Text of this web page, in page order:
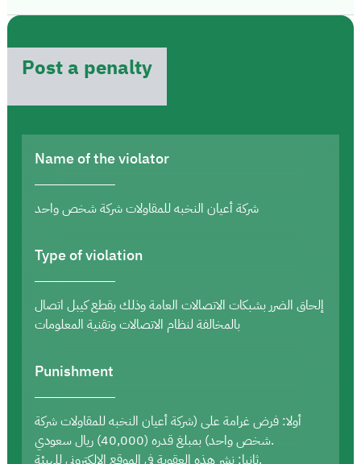
Post a penalty
Name of the violator
شركة أعيان النخبه للمقاولات شركة شخص واحد
Type of violation
إلحاق الضرر بشبكات الاتصالات العامة وذلك بقطع كيبل اتصال
بالمخالفة لنظام الاتصالات وتقنية المعلومات
Punishment
أولا: فرض غرامة على (شركة أعيان النخبه للمقاولات شركة
شخص واحد) بمبلغ قدره (40,000) ريال سعودي.
ثانيا: نشر هذه العقوبة في الموقع الإلكتروني للهيئة.